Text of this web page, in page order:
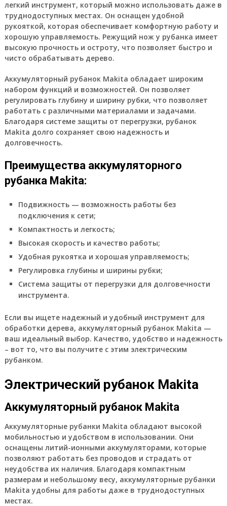
легкий инструмент, который можно использовать даже в
труднодоступных местах. Он оснащен удобной
рукояткой, которая обеспечивает комфортную работу и
хорошую управляемость. Режущий нож у рубанка имеет
высокую прочность и остроту, что позволяет быстро и
чисто обрабатывать дерево.
Аккумуляторный рубанок Makita обладает широким
набором функций и возможностей. Он позволяет
регулировать глубину и ширину рубки, что позволяет
работать с различными материалами и задачами.
Благодаря системе защиты от перегрузки, рубанок
Makita долго сохраняет свою надежность и
долговечность.
Преимущества аккумуляторного
рубанка Makita:
Подвижность — возможность работы без
подключения к сети;
Компактность и легкость;
Высокая скорость и качество работы;
Удобная рукоятка и хорошая управляемость;
Регулировка глубины и ширины рубки;
Система защиты от перегрузки для долговечности
инструмента.
Если вы ищете надежный и удобный инструмент для
обработки дерева, аккумуляторный рубанок Makita —
ваш идеальный выбор. Качество, удобство и надежность
– вот то, что вы получите с этим электрическим
рубанком.
Электрический рубанок Makita
Аккумуляторный рубанок Makita
Аккумуляторные рубанки Makita обладают высокой
мобильностью и удобством в использовании. Они
оснащены литий-ионными аккумуляторами, которые
позволяют работать без проводов и страдать от
неудобства их наличия. Благодаря компактным
размерам и небольшому весу, аккумуляторные рубанки
Makita удобны для работы даже в труднодоступных
местах.